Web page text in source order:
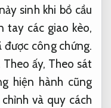
sinh khi bồ cầu
tay các giao kèo,
được công chứng.
Theo ấy, Theo sát
hiện hành cũng
và quy cách